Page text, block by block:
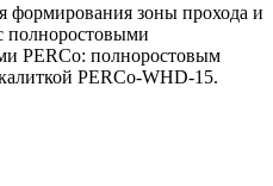
формирования зоны прохода и
полноростовыми
PERCo: полноростовым
PERCo-WHD-15.